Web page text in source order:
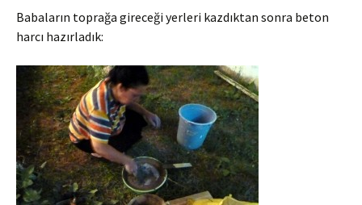
Babaların toprağa gireceği yerleri kazdıktan sonra beton
harcı hazırladık: